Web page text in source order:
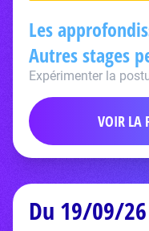
Les
Autres stages
Expérimenter la
VOIR LA
Du 19/09/